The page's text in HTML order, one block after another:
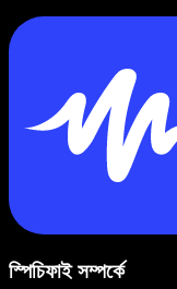
স্পিচিফাই সম্পর্কে